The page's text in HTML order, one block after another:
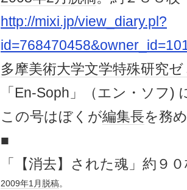
http://mixi.jp/view_diary.pl?
多摩美術大学文学特殊研究ゼ
「En-Soph」（エン・ソフ)
この号はぼくが編集長を務
■
「【消去】された魂」約９
2009年1月 脱稿。